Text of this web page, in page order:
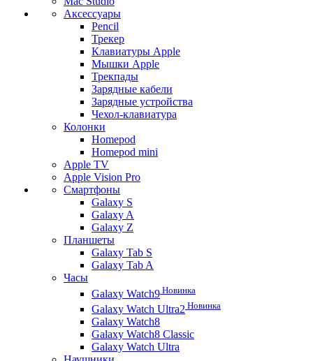
Аксессуары
Pencil
Трекер
Клавиатуры Apple
Мышки Apple
Трекпады
Зарядные кабели
Зарядные устройства
Чехол-клавиатура
Колонки
Homepod
Homepod mini
Apple TV
Apple Vision Pro
Смартфоны
Galaxy S
Galaxy A
Galaxy Z
Планшеты
Galaxy Tab S
Galaxy Tab A
Часы
Galaxy Watch9 Новинка
Galaxy Watch Ultra2 Новинка
Galaxy Watch8
Galaxy Watch8 Classic
Galaxy Watch Ultra